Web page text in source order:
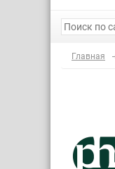
Главная